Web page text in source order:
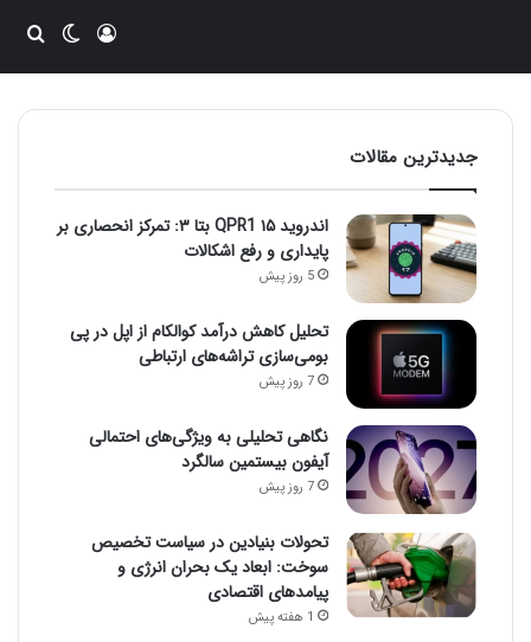
ورودتغییر
جدیدترین مقالات
اندروید ۱۵ QPR1 بتا ۳: تمرکز انحصاری بر
پایداری و رفع اشکالات
5 روز پیش
تحلیل کاهش درآمد کوالکام از اپل در پی
بومی‌سازی تراشه‌های ارتباطی
7 روز پیش
نگاهی تحلیلی به ویژگی‌های احتمالی
آیفون بیستمین سالگرد
7 روز پیش
تحولات بنیادین در سیاست تخصیص
سوخت: ابعاد یک بحران انرژی و
پیامدهای اقتصادی
1 هفته پیش